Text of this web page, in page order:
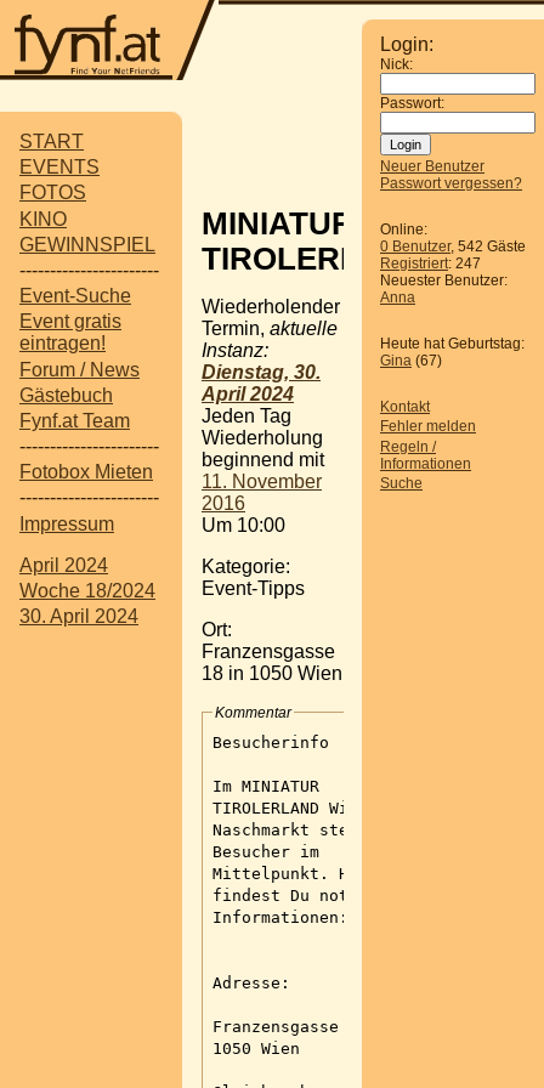
START
EVENTS
FOTOS
KINO
GEWINNSPIEL
-----------------------
Event-Suche
Event gratis
eintragen!
Forum / News
Gästebuch
Fynf.at Team
-----------------------
Fotobox Mieten
-----------------------
Impressum
April 2024
Woche 18/2024
30. April 2024
Login:
Nick:
Passwort:
Neuer Benutzer
Passwort vergessen?
Online:
0 Benutzer, 542 Gäste
Registriert: 247
Neuester Benutzer:
Anna
Heute hat Geburtstag:
Gina (67)
Kontakt
Fehler melden
Regeln /
Informationen
Suche
MINIATUR
TIROLERLAND
Wiederholender
Termin, aktuelle
Instanz:
Dienstag, 30.
April 2024
Jeden Tag
Wiederholung
beginnend mit
11. November
2016
Um 10:00
Kategorie:
Event-Tipps
Ort:
Franzensgasse
18 in 1050 Wien
Kommentar
Besucherinfo
Im MINIATUR
TIROLERLAND Wien-
Naschmarkt steht der
Besucher im
Mittelpunkt. Hier
findest Du notwendige
Informationen:
Adresse:
Franzensgasse 18 in
1050 Wien